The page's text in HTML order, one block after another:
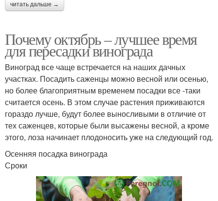
читать дальше →
Почему октябрь – лучшее время
для пересадки винограда
Виноград все чаще встречается на наших дачных
участках. Посадить саженцы можно весной или осенью,
но более благоприятным временем посадки все -таки
считается осень. В этом случае растения приживаются
гораздо лучше, будут более выносливыми в отличие от
тех саженцев, которые были высажены весной, а кроме
этого, лоза начинает плодоносить уже на следующий год.
Осенняя посадка винограда
Сроки